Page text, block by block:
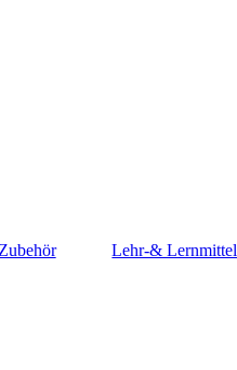
Lehr-& Lernmittel